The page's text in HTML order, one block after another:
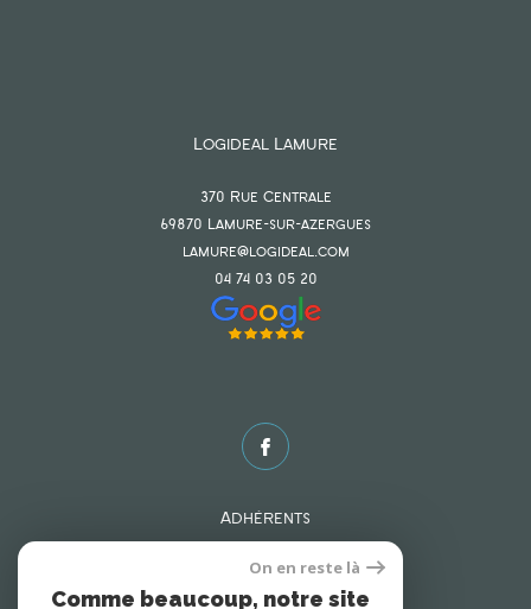
Logideal Lamure
370 Rue Centrale
69870 lamure-sur-azergues
lamure@logideal.com
04 74 03 05 20
Adhérents
On en reste là
Comme beaucoup, notre site